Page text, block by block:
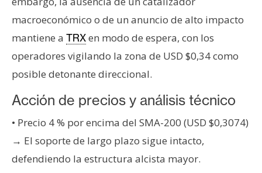
macroeconómico o de un anuncio de alto impacto
mantiene a TRXen modo de espera, con los
operadores vigilando la zona de USD $0,34 como
posible detonante direccional.
Acción de precios y análisis técnico
• Precio 4 % por encima del SMA-200 (USD $0,3074)
→ El soporte de largo plazo sigue intacto,
defendiendo la estructura alcista mayor.